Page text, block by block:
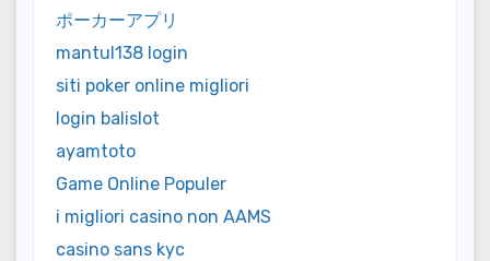
ポーカーアプリ
mantul138 login
siti poker online migliori
login balislot
ayamtoto
Game Online Populer
i migliori casino non AAMS
casino sans kyc